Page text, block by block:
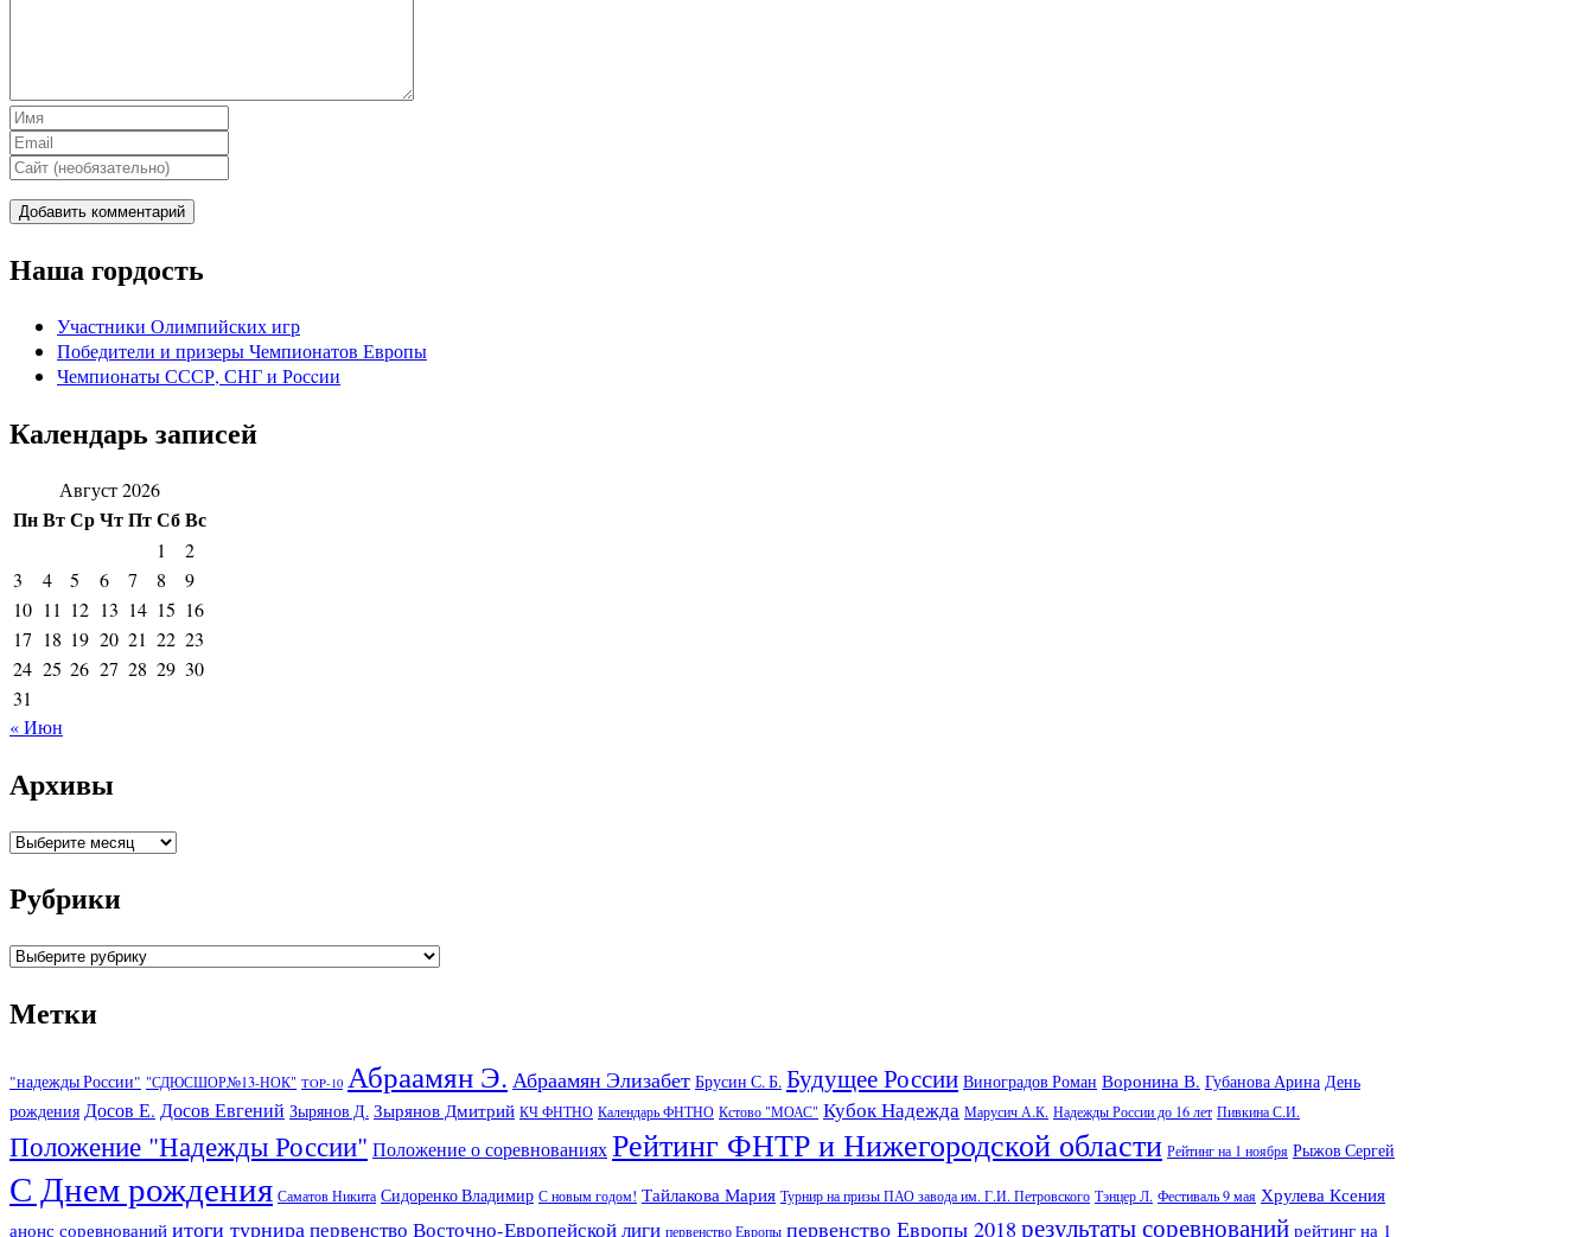
Наша гордость
Участники Олимпийских игр
Победители и призеры Чемпионатов Европы
Чемпионаты СССР, СНГ и Росcии
Календарь записей
Август 2026
ПнВтСрЧтПтСбВс
1
2
3
4 5 6 7 8
9
10 11 12 13 14 15 16
17 18 19 20 21 22 23
24 25 26 27 28 29 30
31
« Июн
Архивы
Архивы
Рубрики
Рубрики
Метки
"надежды России" "СДЮСШОР№13-НОК" TOP-10 Абраамян Э. Абраамян Элизабет Брусин С. Б. Будущее России Виноградов Роман Воронина В. Губанова Арина День
рождения Досов Е. Досов Евгений Зырянов Д. Зырянов Дмитрий КЧ ФНТНО Календарь ФНТНО Кстово "МОАС" Кубок Надежда Марусич А.К. Надежды России до 16 лет Пивкина С.И.
Положение "Надежды России" Положение о соревнованияхРейтинг ФНТР и Нижегородской области Рейтинг на 1 ноября Рыжов Сергей
С Днем рождения Саматов Никита Сидоренко Владимир С новым годом! Тайлакова Мария Турнир на призы ПАО завода им. Г.И. Петровского Тэнцер Л. Фестиваль 9 мая Хрулева Ксения
анонс соревнований итоги турнирапервенство Восточно-Европейской лиги первенство Европы первенство Европы 2018 результаты соревнований рейтинг на 1